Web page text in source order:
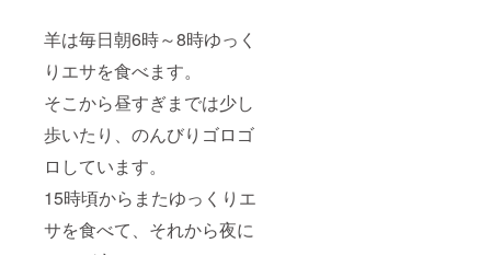
羊は毎日朝6時～8時ゆっく
りエサを食べます。
そこから昼すぎまでは少し
歩いたり、のんびりゴロゴ
ロしています。
15時頃からまたゆっくりエ
サを食べて、それから夜に